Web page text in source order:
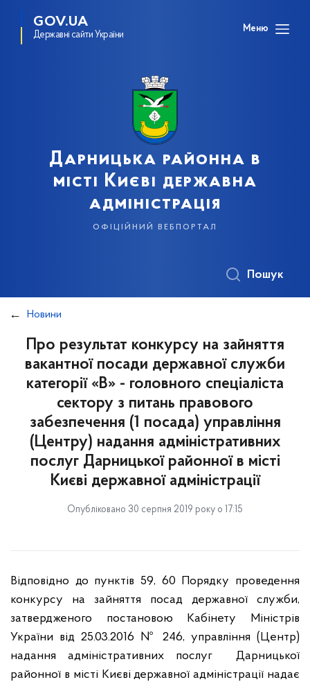
GOV.UA
Державні сайти України
Меню
Дарницька районна в
місті Києві державна
адміністрація
офіційний вебпортал
Пошук
Новини
Про результат конкурсу на зайняття
вакантної посади державної служби
категорії «В» - головного спеціаліста
сектору з питань правового
забезпечення (1 посада) управління
(Центру) надання адміністративних
послуг Дарницької районної в місті
Києві державної адміністрації
Опубліковано 30 серпня 2019 року о 17:15
Відповідно до пунктів 59, 60 Порядку проведення
конкурсу на зайняття посад державної служби,
затвердженого постановою Кабінету Міністрів
України від 25.03.2016 № 246, управління (Центр)
надання адміністративних послуг Дарницької
районної в місті Києві державної адміністрації надає